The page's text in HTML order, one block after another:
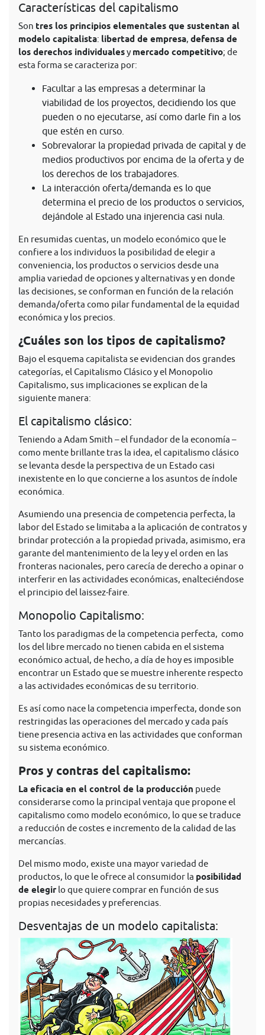
Características del capitalismo
Son tres los principios elementales que sustentan al
modelo capitalista: libertad de empresa, defensa de
los derechos individualesy mercado competitivo; de
esta forma se caracteriza por:
Facultar a las empresas a determinar la
viabilidad de los proyectos, decidiendo los que
pueden o no ejecutarse, así como darle fin a los
que estén en curso.
Sobrevalorar la propiedad privada de capital y de
medios productivos por encima de la oferta y de
los derechos de los trabajadores.
La interacción oferta/demanda es lo que
determina el precio de los productos o servicios,
dejándole al Estado una injerencia casi nula.
En resumidas cuentas, un modelo económico que le
confiere a los individuos la posibilidad de elegir a
conveniencia, los productos o servicios desde una
amplia variedad de opciones y alternativas y en donde
las decisiones, se conforman en función de la relación
demanda/oferta como pilar fundamental de la equidad
económica y los precios.
¿Cuáles son los tipos de capitalismo?
Bajo el esquema capitalista se evidencian dos grandes
categorías, el Capitalismo Clásico y el Monopolio
Capitalismo, sus implicaciones se explican de la
siguiente manera:
El capitalismo clásico:
Teniendo a Adam Smith – el fundador de la economía –
como mente brillante tras la idea, el capitalismo clásico
se levanta desde la perspectiva de un Estado casi
inexistente en lo que concierne a los asuntos de índole
económica.
Asumiendo una presencia de competencia perfecta, la
labor del Estado se limitaba a la aplicación de contratos y
brindar protección a la propiedad privada, asimismo, era
garante del mantenimiento de la ley y el orden en las
fronteras nacionales, pero carecía de derecho a opinar o
interferir en las actividades económicas, enalteciéndose
el principio del laissez-faire.
Monopolio Capitalismo:
Tanto los paradigmas de la competencia perfecta, como
los del libre mercado no tienen cabida en el sistema
económico actual, de hecho, a día de hoy es imposible
encontrar un Estado que se muestre inherente respecto
a las actividades económicas de su territorio.
Es así como nace la competencia imperfecta, donde son
restringidas las operaciones del mercado y cada país
tiene presencia activa en las actividades que conforman
su sistema económico.
Pros y contras del capitalismo:
La eficacia en el control de la producción puede
considerarse como la principal ventaja que propone el
capitalismo como modelo económico, lo que se traduce
a reducción de costes e incremento de la calidad de las
mercancías.
Del mismo modo, existe una mayor variedad de
productos, lo que le ofrece al consumidor la posibilidad
de elegir lo que quiere comprar en función de sus
propias necesidades y preferencias.
Desventajas de un modelo capitalista: